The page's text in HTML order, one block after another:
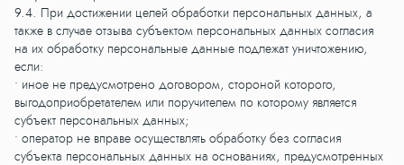
9.4. При достижении целей обработки персональных данных, а
также в случае отзыва субъектом персональных данных согласия
на их обработку персональные данные подлежат уничтожению,
если:
• иное не предусмотрено договором, стороной которого,
выгодоприобретателем или поручителем по которому является
субъект персональных данных;
• оператор не вправе осуществлять обработку без согласия
субъекта персональных данных на основаниях, предусмотренных